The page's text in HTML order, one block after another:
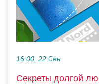
16:00, 22 Сен
Секреты долгой